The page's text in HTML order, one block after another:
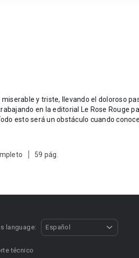
y triste, llevando el doloroso
en la editorial Le Rose Rouge
según él será todo un éxito. Todo esto será un obstáculo cuando
59 pág.
language: Español
técnico